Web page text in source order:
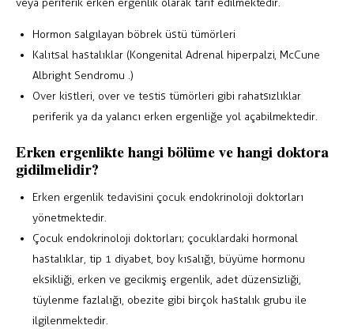
Hormon salgılayan böbrek üstü tümörleri
Kalıtsal hastalıklar (Kongenital Adrenal hiperpalzi, McCune
Albright Sendromu .)
Over kistleri, over ve testis tümörleri gibi rahatsızlıklar
periferik ya da yalancı erken ergenliğe yol açabilmektedir.
Erken ergenlikte hangi bölüme ve hangi doktora
gidilmelidir?
Erken ergenlik tedavisini çocuk endokrinoloji doktorları
yönetmektedir.
Çocuk endokrinoloji doktorları; çocuklardaki hormonal
hastalıklar, tip 1 diyabet, boy kısalığı, büyüme hormonu
eksikliği, erken ve gecikmiş ergenlik, adet düzensizliği,
tüylenme fazlalığı, obezite gibi birçok hastalık grubu ile
ilgilenmektedir.